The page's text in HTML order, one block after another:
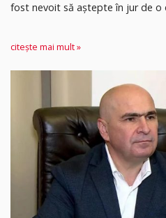
fost nevoit să aștepte în jur de o
citește mai mult »